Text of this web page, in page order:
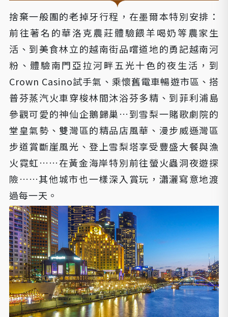
捨棄一般團的老掉牙行程，在墨爾本特別安排：
前往著名的華洛克農莊體驗餵羊喝奶等農家生
活、到美食林立的越南街品嚐道地的勇記越南河
粉、體驗南門亞拉河畔五光十色的夜生活，到
Crown Casino試手氣、乘懷舊電車暢遊市區、搭
普芬蒸汽火車穿梭林間沐浴芬多精、到菲利浦島
參觀可愛的神仙企鵝歸巢…到雪梨一賭歌劇院的
堂皇氣勢、雙灣區的精品店風華、漫步威遜灣區
步道賞斷崖風光、登上雪梨塔享受豐盛大餐與漁
火霓虹……在黃金海岸特別前往螢火蟲洞夜遊探
險……其他城市也一樣深入賞玩，瀟灑寫意地渡
過每一天。